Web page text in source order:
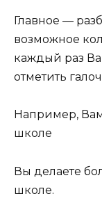
Главное —
возможное
каждый раз
отметить
Например,
школе
Вы делаете
школе.